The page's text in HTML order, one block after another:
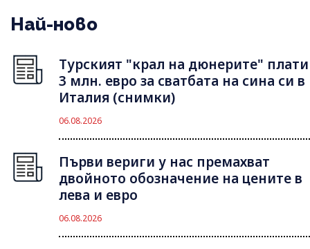
Най-ново
Турският "крал на дюнерите" плати
3 млн. евро за сватбата на сина си в
Италия (снимки)
06.08.2026
Първи вериги у нас премахват
двойното обозначение на цените в
лева и евро
06.08.2026